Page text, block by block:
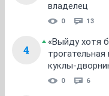
владелец
0 13
4
«Выйду хотя
трогательная
куклы-
0 6